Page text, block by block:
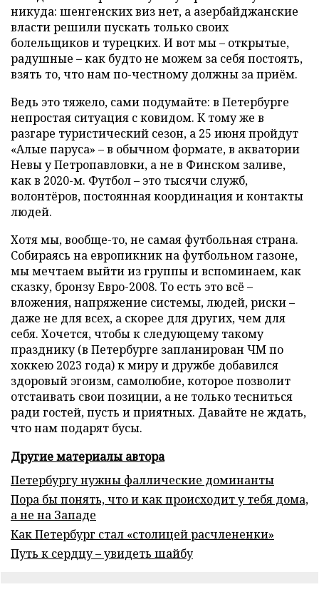
никуда: шенгенских виз нет, а азербайджанские
власти решили пускать только своих
болельщиков и турецких. И вот мы – открытые,
радушные – как будто не можем за себя постоять,
взять то, что нам по-честному должны за приём.
Ведь это тяжело, сами подумайте: в Петербурге
непростая ситуация с ковидом. К тому же в
разгаре туристический сезон, а 25 июня пройдут
«Алые паруса» – в обычном формате, в акватории
Невы у Петропавловки, а не в Финском заливе,
как в 2020-м. Футбол – это тысячи служб,
волонтёров, постоянная координация и контакты
людей.
Хотя мы, вообще-то, не самая футбольная страна.
Собираясь на европикник на футбольном газоне,
мы мечтаем выйти из группы и вспоминаем, как
сказку, бронзу Евро-2008. То есть это всё –
вложения, напряжение системы, людей, риски –
даже не для всех, а скорее для других, чем для
себя. Хочется, чтобы к следующему такому
празднику (в Петербурге запланирован ЧМ по
хоккею 2023 года) к миру и дружбе добавился
здоровый эгоизм, самолюбие, которое позволит
отстаивать свои позиции, а не только тесниться
ради гостей, пусть и приятных. Давайте не ждать,
что нам подарят бусы.
Другие материалы автора
Петербургу нужны фаллические доминанты
Пора бы понять, что и как происходит у тебя дома,
а не на Западе
Как Петербург стал «столицей расчлененки»
Путь к сердцу – увидеть шайбу